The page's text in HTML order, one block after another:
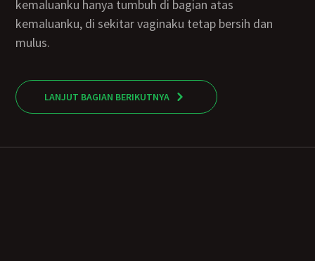
kemaluanku hanya tumbuh di bagian atas
kemaluanku, di sekitar vaginaku tetap bersih dan
mulus.
LANJUT BAGIAN BERIKUTNYA